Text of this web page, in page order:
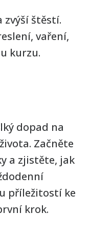
zvýší štěstí.
vaření,
kurzu.
dopad na
Začněte
a zjistěte, jak
příležitostí ke
krok.